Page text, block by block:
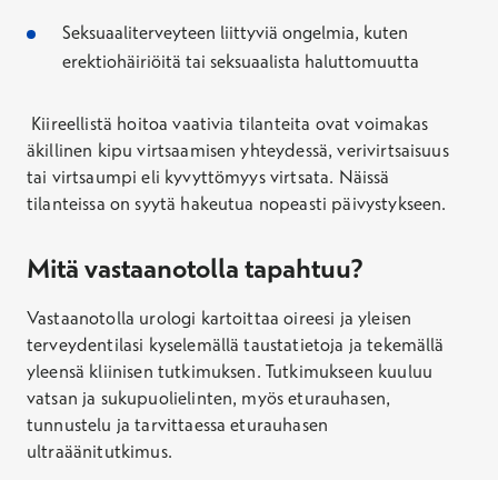
Seksuaaliterveyteen liittyviä ongelmia, kuten
erektiohäiriöitä tai seksuaalista haluttomuutta
Kiireellistä hoitoa vaativia tilanteita ovat voimakas
äkillinen kipu virtsaamisen yhteydessä, verivirtsaisuus
tai virtsaumpi eli kyvyttömyys virtsata. Näissä
tilanteissa on syytä hakeutua nopeasti päivystykseen.
Mitä vastaanotolla tapahtuu?
Vastaanotolla urologi kartoittaa oireesi ja yleisen
terveydentilasi kyselemällä taustatietoja ja tekemällä
yleensä kliinisen tutkimuksen. Tutkimukseen kuuluu
vatsan ja sukupuolielinten, myös eturauhasen,
tunnustelu ja tarvittaessa eturauhasen
ultraäänitutkimus.